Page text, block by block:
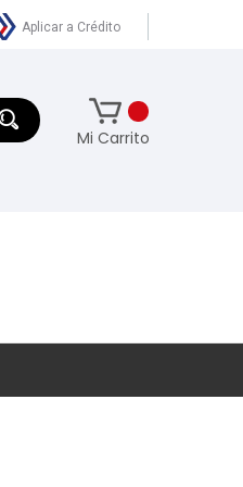
Aplicar a Crédito
Mi Carrito